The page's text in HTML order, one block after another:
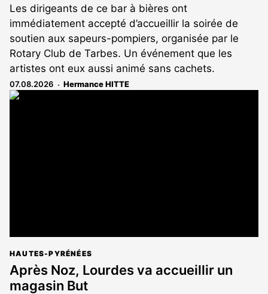
Les dirigeants de ce bar à bières ont
immédiatement accepté d’accueillir la soirée de
soutien aux sapeurs-pompiers, organisée par le
Rotary Club de Tarbes. Un événement que les
artistes ont eux aussi animé sans cachets.
07.08.2026 Hermance HITTE
HAUTES-PYRÉNÉES
Après Noz, Lourdes va accueillir un
magasin But